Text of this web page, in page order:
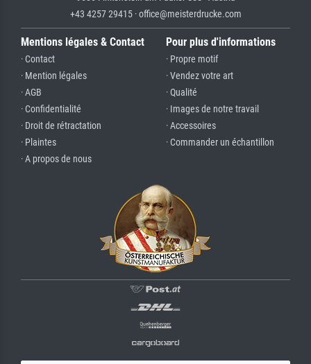
+43 4257 29415 · office@meisterdrucke.com
Mentions légales & Contact
· Contact
· Mention légales
· AGB
· Confidentialité
· Droit de rétractation
· Plaintes
· A propos de nous
Pour plus d'informations
· Propre motif
· Vendez votre art
· Qualité
· Images de notre travail
· Accessoires
· Commander un échantillon